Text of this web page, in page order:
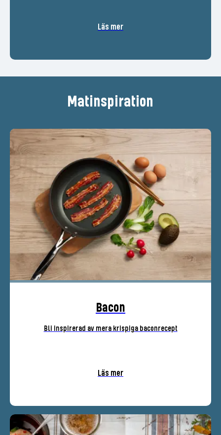
Läs mer
Matinspiration
Bacon
Bli inspirerad av mera krispiga baconrecept
Läs mer